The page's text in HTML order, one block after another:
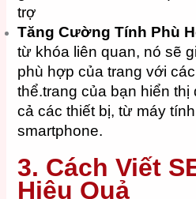
trợ
Tăng Cường Tính Phù
từ khóa liên quan, nó sẽ
phù hợp của trang với
thể.trang của bạn hiển thị
cả các thiết bị, từ máy
smartphone.
3. Cách Viết
Hiệu Quả